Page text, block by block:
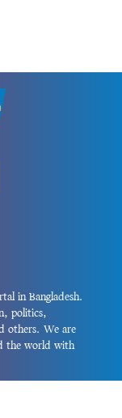
in Bangladesh.
politics,
others. We are
the world with